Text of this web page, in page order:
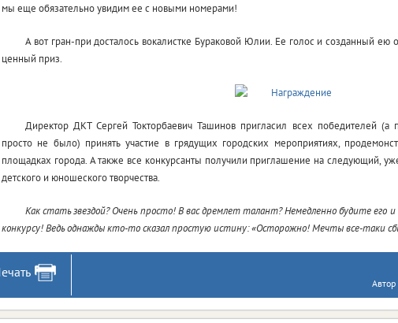
мы еще обязательно увидим ее с новыми номерами!
А вот гран-при досталось вокалистке Бураковой Юлии. Ее голос и созданный ею
ценный приз.
Директор ДКТ Сергей Токторбаевич Ташинов пригласил всех победителей (а
просто не было) принять участие в грядущих городских мероприятиях,
площадках города. А также все конкурсанты получили приглашение на следующий,
детского и юношеского творчества.
Как стать звездой? Очень просто! В вас дремлет талант? Немедленно будите его
конкурсу! Ведь однажды кто-то сказал простую истину: «Осторожно! Мечты все-таки